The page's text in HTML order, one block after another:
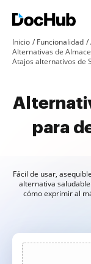
Inicio Funcionalidad
Alternativas de
Atajos alternativos de
para
Fácil de usar,
alternativa
cómo exprimir al